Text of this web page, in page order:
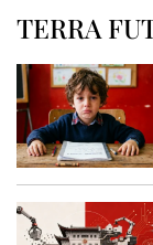
TERRA